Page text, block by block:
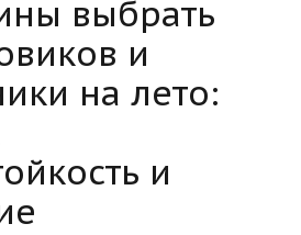
выбрать
и
на лето:
и